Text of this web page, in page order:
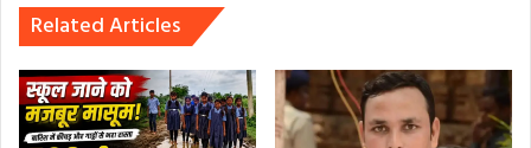
Related Articles